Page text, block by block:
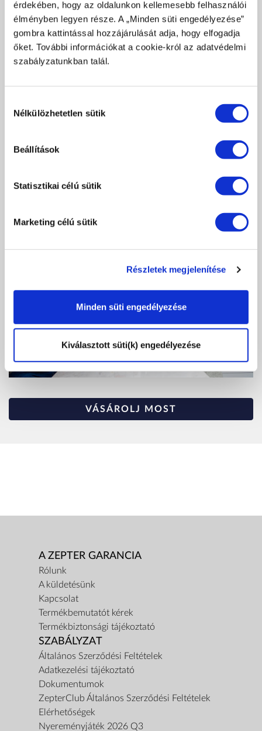
érdekében, hogy az oldalunkon kellemesebb felhasználói
élményben legyen része. A „Minden süti engedélyezése”
gombra kattintással hozzájárulását adja, hogy elfogadja
őket. További információkat a cookie-król az adatvédelmi
szabályzatunkban talál.
kiválasztása
Nélkülözhetetlen sütik
Beállítások
Statisztikai célú sütik
Marketing célú sütik
Részletek megjelenítése
Minden süti engedélyezése
Kiválasztott süti(k) engedélyezése
ízek fényűző kényeztetését nyújtja. Az arabica és robusta
kávé intenzív keverékével büszkélkedő kávék 10 kapszulát
tartalmazó dobozokban érkeznek, és kompatibilisek a
Nespresso® gépekkel is.
kávékollekciónkban!
VÁSÁROLJ MOST
A ZEPTER GARANCIA
Rólunk
A küldetésünk
Kapcsolat
Termékbemutatót kérek
Termékbiztonsági tájékoztató
SZABÁLYZAT
Általános Szerződési Feltételek
Adatkezelési tájékoztató
Dokumentumok
ZepterClub Általános Szerződési Feltételek
Elérhetőségek
Nyereményjáték 2026 Q3